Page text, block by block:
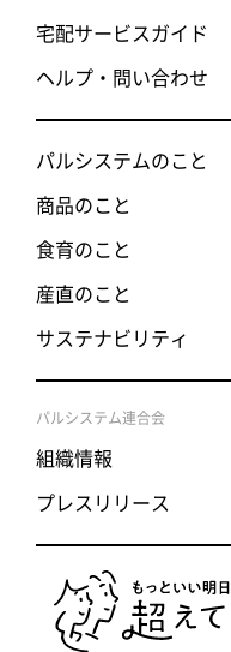
宅配サービスガイド
ヘルプ・問い合わせ
パルシステムのこと
商品のこと
食育のこと
産直のこと
サステナビリティ
パルシステム連合会
組織情報
プレスリリース